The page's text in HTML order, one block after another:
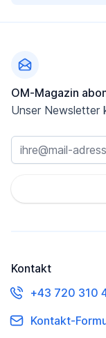
OM-Magazin
Unser Newsletter
Kontakt
+43 720 310
Kontakt-